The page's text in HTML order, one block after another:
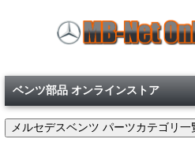
ベンツ部品 オンラインストア